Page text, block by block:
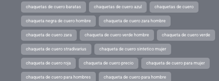
chaquetas de cuero baratas chaquetas de cuero azul chaquetas de cuero
chaqueta negra de cuero hombre chaqueta de cuero zara hombre
chaqueta de cuero zara chaqueta de cuero verde hombre chaqueta de cuero verde
chaqueta de cuero stradivarius chaqueta de cuero sintetico mujer
chaqueta de cuero roja chaqueta de cuero precio chaqueta de cuero para mujer
chaqueta de cuero para hombres chaqueta de cuero para hombre